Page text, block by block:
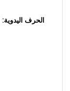
الحرف اليدوية: